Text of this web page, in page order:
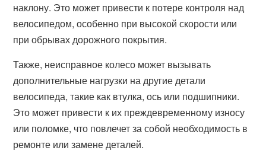
наклону. Это может привести к потере контроля над
велосипедом, особенно при высокой скорости или
при обрывах дорожного покрытия.
Также, неисправное колесо может вызывать
дополнительные нагрузки на другие детали
велосипеда, такие как втулка, ось или подшипники.
Это может привести к их преждевременному износу
или поломке, что повлечет за собой необходимость в
ремонте или замене деталей.